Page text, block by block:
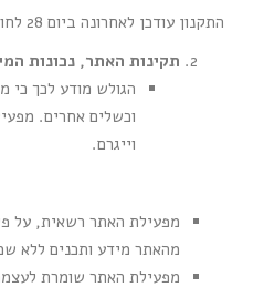
התקנון עודכן לאחרונה ביום 28 לחודש אוגוסט 2025.
תקינות האתר, נכונות
הגולש מודע לכך כי
וכשלים אחרים.
וייגרם.
מפעילת האתר רשאית, על
מהאתר מידע ותכנים ללא